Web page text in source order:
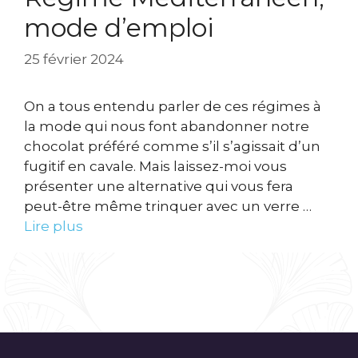
mode d’emploi
25 février 2024
On a tous entendu parler de ces régimes à
la mode qui nous font abandonner notre
chocolat préféré comme s’il s’agissait d’un
fugitif en cavale. Mais laissez-moi vous
présenter une alternative qui vous fera
peut-être même trinquer avec un verre …
Lire plus